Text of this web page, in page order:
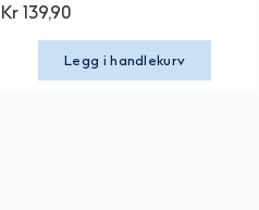
Kr 139,90
Legg i handlekurv